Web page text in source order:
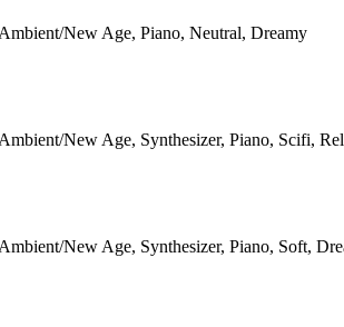
Ambient/New Age, Piano, Neutral, Dreamy
Ambient/New Age, Synthesizer, Piano, Scifi,
Ambient/New Age, Synthesizer, Piano, Soft,